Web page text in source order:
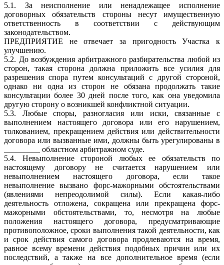
5.1. За неисполнение или ненадлежащее исполнение
договорных обязательств стороны несут имущественную
ответственность в соответствии с действующим
законодательством.
ПРЕДПРИЯТИЕ не отвечает за пригодность Участка к
улучшению.
5.2. До возбуждения арбитражного разбирательства любой из
сторон, такая сторона должна приложить все усилия для
разрешения спора путем консультаций с другой стороной,
однако ни одна из сторон не обязана продолжать такие
консультации более 30 дней после того, как она уведомила
другую сторону о возникшей конфликтной ситуации.
5.3. Любые споры, разногласия или иски, связанные с
выполнением настоящего договора или его нарушением,
толкованием, прекращением действия или действительности
договора или вызванные ими, должны быть урегулированы в
_________ областном арбитражном суде.
5.4. Невыполнение стороной любых ее обязательств по
настоящему договору не считается нарушением или
невыполнением настоящего договора, если такое
невыполнение вызвано форс-мажорными обстоятельствами
(явлениями непреодолимой силы). Если какая-либо
деятельность отложена, сокращена или прекращена форс-
мажорными обстоятельствами, то, несмотря на любые
положения настоящего договора, предусматривающие
противоположное, сроки выполнения такой деятельности, как
и срок действия самого договора продлеваются на время,
равное всему времени действия подобных причин или их
последствий, а также на все дополнительное время (если